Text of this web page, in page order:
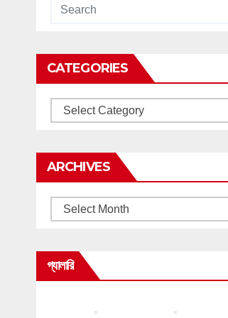
CATEGORIES
Categories
ARCHIVES
Archives
গ্যালারি